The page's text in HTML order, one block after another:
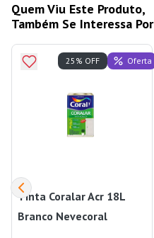
Quem Viu Este Produto,
Também Se Interessa Por
Tinta Coralar Acr 18L
Branco Nevecoral
25% OFF Oferta